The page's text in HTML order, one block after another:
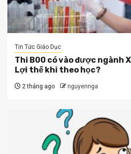
Tin Tức Giáo Dục
Thi B00 có vào được ngành
Lợi thế khi theo học?
2 tháng ago nguyennga